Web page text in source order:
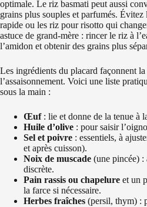
optimale. Le riz basmati peut aussi
grains plus souples et parfumés.
rapide ou les riz pour risotto qui
astuce de grand-mère : rincer le riz à
l’amidon et obtenir des grains plus
Les ingrédients du placard façonnent la
l’assaisonnement. Voici une liste
sous la main :
Œuf: lie et donne de la tenue à
Huile d’olive : pour saisir
Sel et poivre : essentiels, à
et après cuisson).
Noix de muscade (une pincée) :
discrète.
Pain rassis ou chapelure et un
la farce si nécessaire.
Herbes fraîches (persil, thym) :